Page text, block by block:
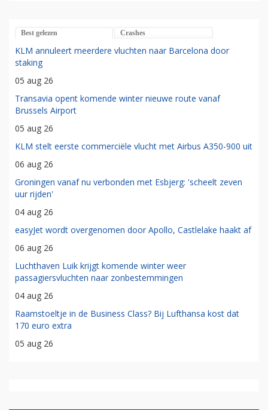
Best gelezen Crashes
KLM annuleert meerdere vluchten naar Barcelona door
staking
05 aug 26
Transavia opent komende winter nieuwe route vanaf
Brussels Airport
05 aug 26
KLM stelt eerste commerciële vlucht met Airbus A350-900 uit
06 aug 26
Groningen vanaf nu verbonden met Esbjerg: 'scheelt zeven
uur rijden'
04 aug 26
easyJet wordt overgenomen door Apollo, Castlelake haakt af
06 aug 26
Luchthaven Luik krijgt komende winter weer
passagiersvluchten naar zonbestemmingen
04 aug 26
Raamstoeltje in de Business Class? Bij Lufthansa kost dat
170 euro extra
05 aug 26